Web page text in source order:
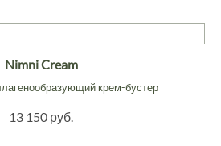
Nimni Cream
крем-бустер
13 150 руб.